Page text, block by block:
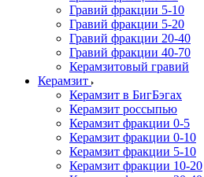
Гравий фракции 5-10
Гравий фракции 5-20
Гравий фракции 20-40
Гравий фракции 40-70
Керамзитовый гравий
Керамзит
Керамзит в БигБэгах
Керамзит россыпью
Керамзит фракции 0-5
Керамзит фракции 0-10
Керамзит фракции 5-10
Керамзит фракции 10-20